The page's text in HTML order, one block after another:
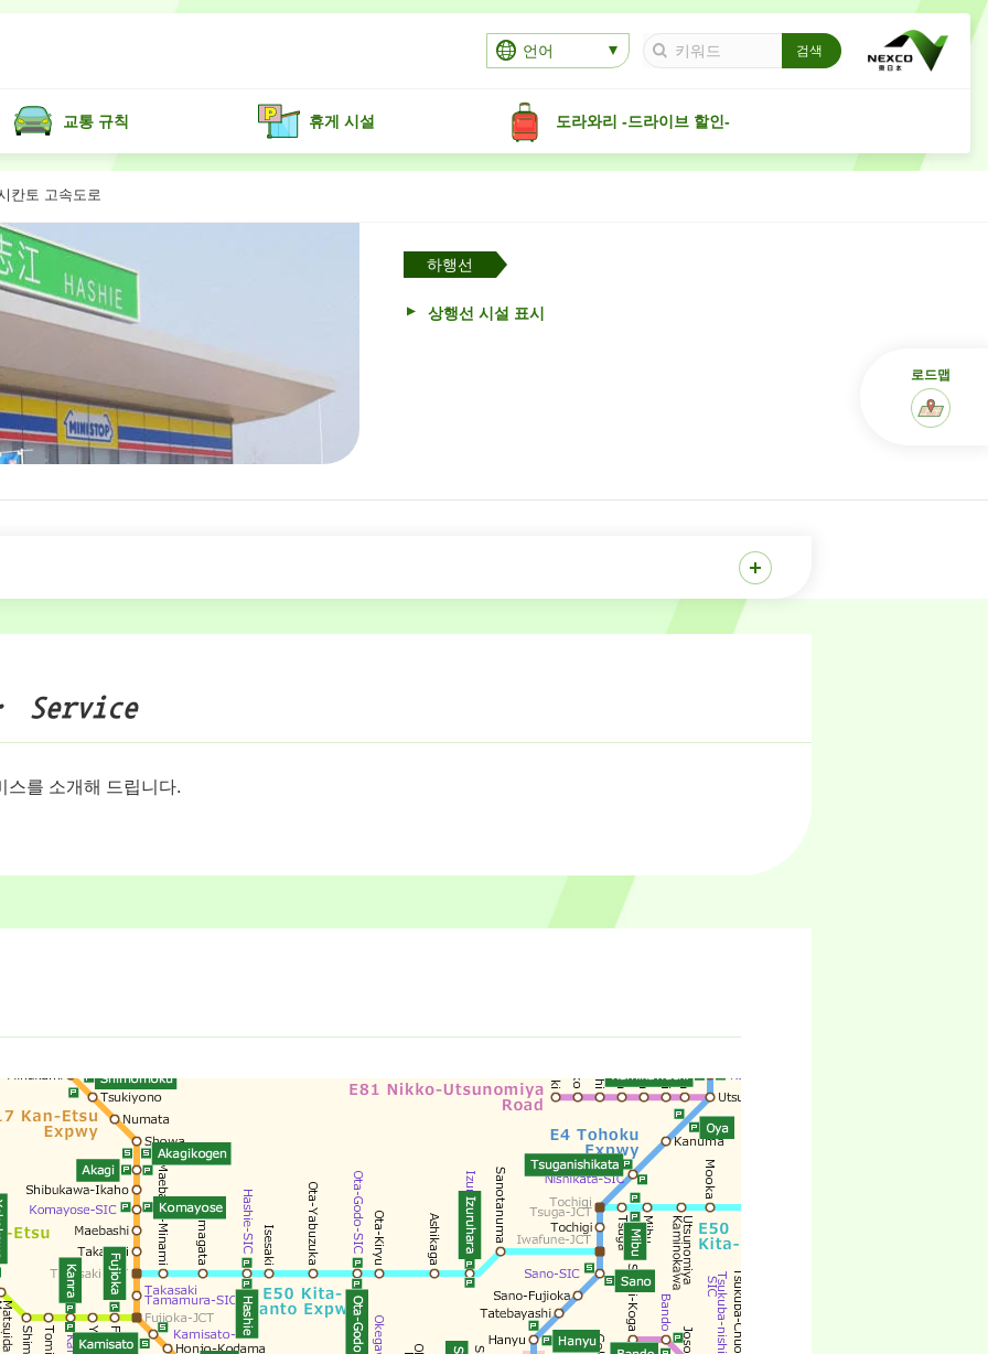
언어
교통 규칙 휴게 시설 도라와리 -드라이브 할인-
칸토 고속도로
하행선
상행선 시설 표시
스를 소개해 드립니다.
로드맵